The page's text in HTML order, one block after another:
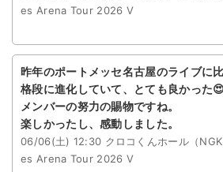
es Arena Tour 2026 V
昨年のポートメッセ名古屋のライブに
格段に進化していて、とても良かった😍
メンバーの努力の賜物ですね。
楽しかったし、感動しました。
06/06(土) 12:30 クロコくんホール（
es Arena Tour 2026 V